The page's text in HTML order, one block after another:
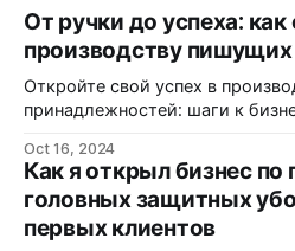
От ручки до успеха:
производству
Откройте свой успех в
принадлежностей: шаги к
Oct 16, 2024
Как я открыл бизнес по
головных защитных
первых клиентов